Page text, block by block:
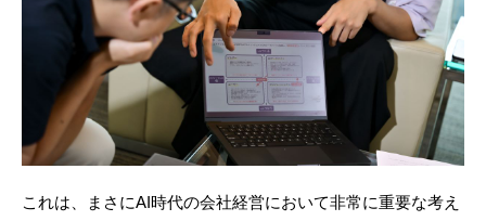
これは、まさにAI時代の会社経営において非常に重要な考え